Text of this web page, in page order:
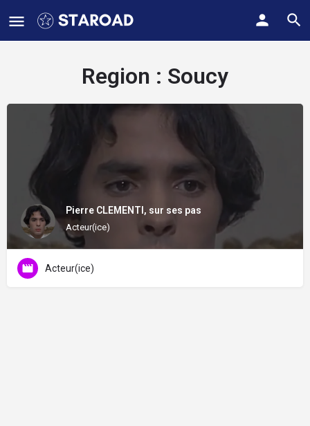
Region : Soucy
Pierre CLEMENTI, sur ses pas
Acteur(ice)
Acteur(ice)